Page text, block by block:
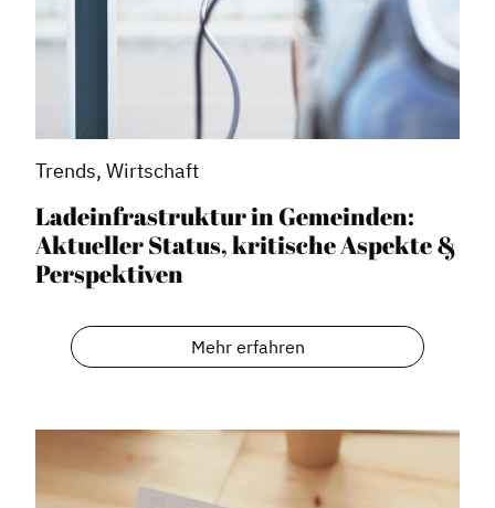
Trends, Wirtschaft
Ladeinfrastruktur in Gemeinden:
Aktueller Status, kritische Aspekte &
Perspektiven
Mehr erfahren